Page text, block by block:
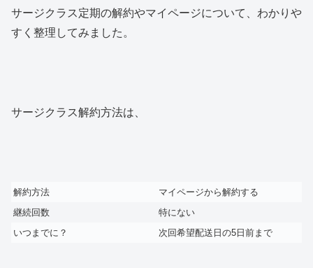
サージクラス定期の解約やマイページについて、わかりや
すく整理してみました。
サージクラス解約方法は、
解約方法
マイページから解約する
継続回数
特にない
いつまでに？
次回希望配送日の5日前まで